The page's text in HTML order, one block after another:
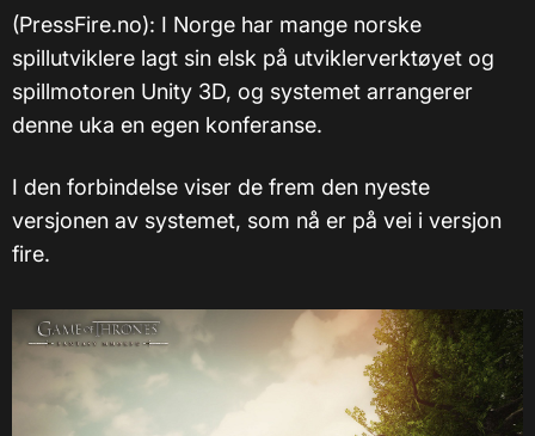
(PressFire.no): I Norge har mange norske
spillutviklere lagt sin elsk på utviklerverktøyet og
spillmotoren Unity 3D, og systemet arrangerer
denne uka en egen konferanse.
I den forbindelse viser de frem den nyeste
versjonen av systemet, som nå er på vei i versjon
fire.